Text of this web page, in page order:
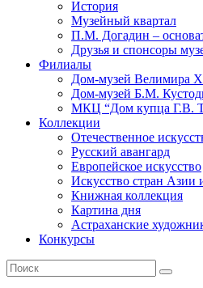
История
Музейный квартал
П.М. Догадин –
Друзья и спонсоры
Филиалы
Дом-музей Велимира
Дом-музей Б.М.
МКЦ “Дом купца Г.В.
Коллекции
Отечественное
Русский авангард
Европейское искусство
Искусство стран Азии
Книжная коллекция
Картина дня
Астраханские
Конкурсы